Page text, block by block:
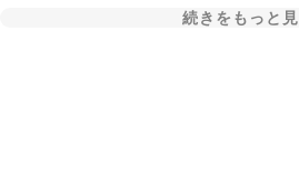
続きをもっと